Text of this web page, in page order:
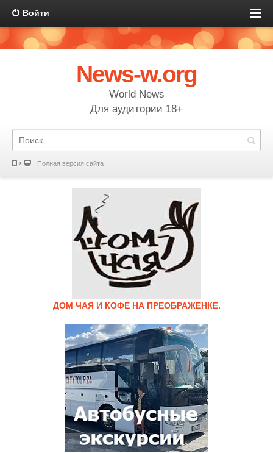
Войти
News-w.org
World News
Для аудитории 18+
Полная версия сайта
ДОМ ЧАЯ И КОФЕ НА ПРЕОБРАЖЕНКЕ.